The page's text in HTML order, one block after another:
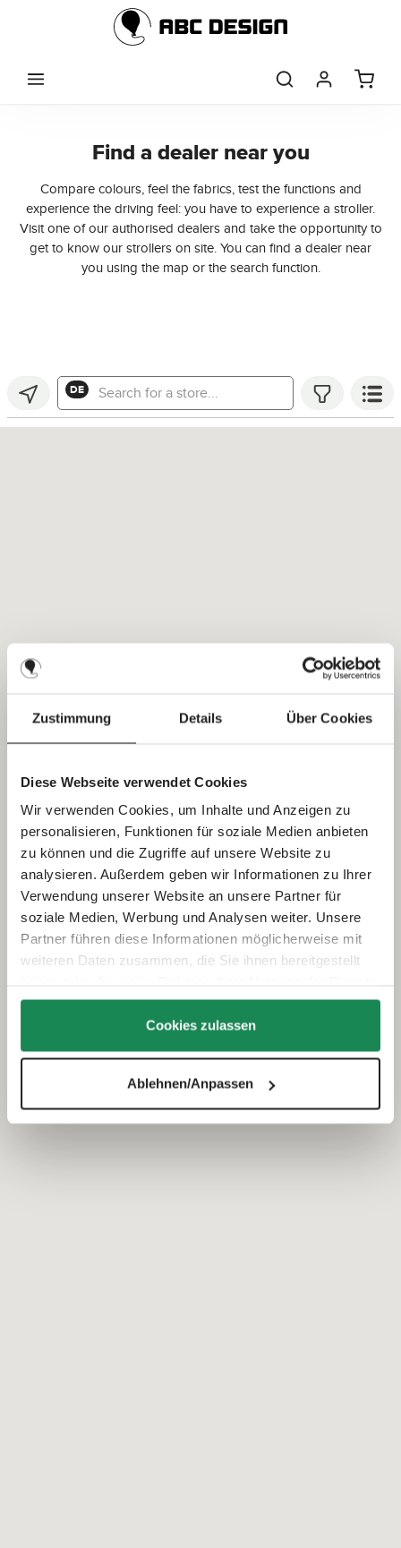
Zustimmung Details Über Cookies
Diese Webseite verwendet Cookies
Wir verwenden Cookies, um Inhalte und Anzeigen zu
personalisieren, Funktionen für soziale Medien anbieten
zu können und die Zugriffe auf unsere Website zu
analysieren. Außerdem geben wir Informationen zu Ihrer
Verwendung unserer Website an unsere Partner für
soziale Medien, Werbung und Analysen weiter. Unsere
Partner führen diese Informationen möglicherweise mit
weiteren Daten zusammen, die Sie ihnen bereitgestellt
gesammelt haben.
Cookies zulassen
Ablehnen/Anpassen
Skip to main content
Find a dealer near you
Compare colours, feel the fabrics, test the functions and
experience the driving feel: you have to experience a stroller.
Visit one of our authorised dealers and take the opportunity to
get to know our strollers on site. You can find a dealer near
you using the map or the search function.
DE
Search for a store...